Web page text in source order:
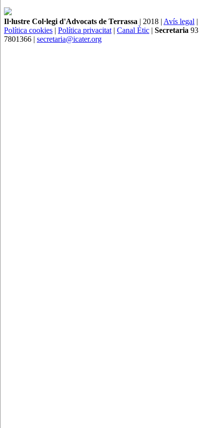
Il·lustre Col·legi d'Advocats de Terrassa | 2018 | Avís legal |
Política cookies | Política privacitat | Canal Ètic | Secretaria 93
7801366 | secretaria@icater.org